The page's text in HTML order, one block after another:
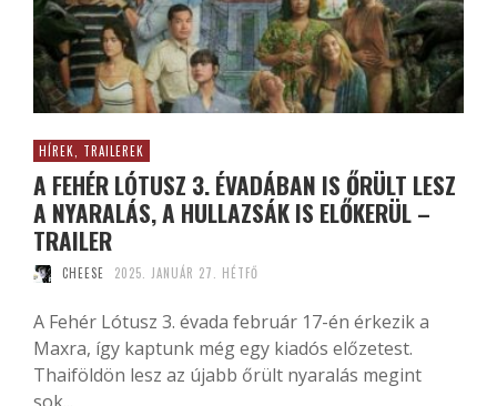
HÍREK, TRAILEREK
A FEHÉR LÓTUSZ 3. ÉVADÁBAN IS ŐRÜLT LESZ
A NYARALÁS, A HULLAZSÁK IS ELŐKERÜL –
TRAILER
CHEESE 2025. JANUÁR 27. HÉTFŐ
A Fehér Lótusz 3. évada február 17-én érkezik a
Maxra, így kaptunk még egy kiadós előzetest.
Thaiföldön lesz az újabb őrült nyaralás megint